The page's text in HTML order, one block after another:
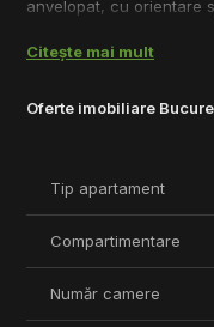
Oferte imobiliare
anvelopat, cu orientare
Zona este una sigura,
rapid in multe zone
Apartamentul este de
instala.
Proprietatea se vinde
este una clară și
pregătitie pentru a
vă stau oricând la
Citește mai mult
Tip apartament
Compartimentare
Număr camere